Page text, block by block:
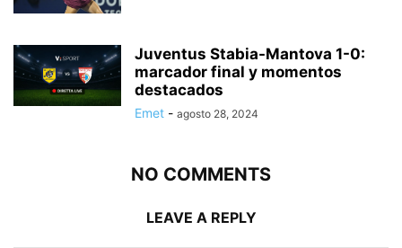
Juventus Stabia-Mantova 1-0:
marcador final y momentos
destacados
Emet - agosto 28, 2024
NO COMMENTS
LEAVE A REPLY